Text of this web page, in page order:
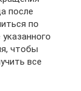
после
по
чтобы
все